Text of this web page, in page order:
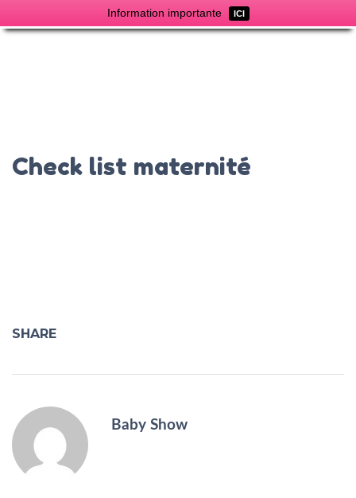
Information importante ICI
Check list maternité
SHARE
Baby Show